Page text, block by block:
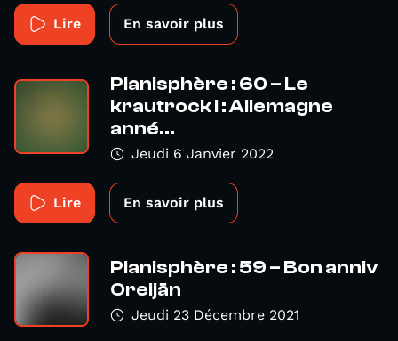
Lire En savoir plus
Planisphère : 60 – Le
krautrock I : Allemagne
anné...
Jeudi 6 Janvier 2022
Lire En savoir plus
Planisphère : 59 – Bon anniv
Oreijän
Jeudi 23 Décembre 2021